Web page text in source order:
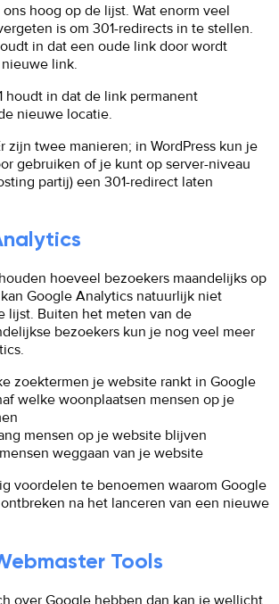
hoog op de lijst. Wat enorm veel
is om 301-redirects in te stellen.
in dat een oude link door wordt
link.
houdt in dat de link permanent
nieuwe locatie.
zijn twee manieren; in WordPress kun je
gebruiken of je kunt op server-niveau
partij) een 301-redirect laten
hoeveel bezoekers maandelijks op
Google Analytics natuurlijk niet
lijst. Buiten het meten van de
bezoekers kun je nog veel meer
zoektermen je website rankt in Google
welke woonplaatsen mensen op je
mensen op je website blijven
weggaan van je website
voordelen te benoemen waarom Google
na het lanceren van een nieuwe
Tools